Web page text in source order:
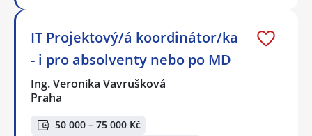
IT Projektový/á koordinátor/ka
- i pro absolventy nebo po MD
Ing. Veronika Vavrušková
Praha
50 000 – 75 000 Kč